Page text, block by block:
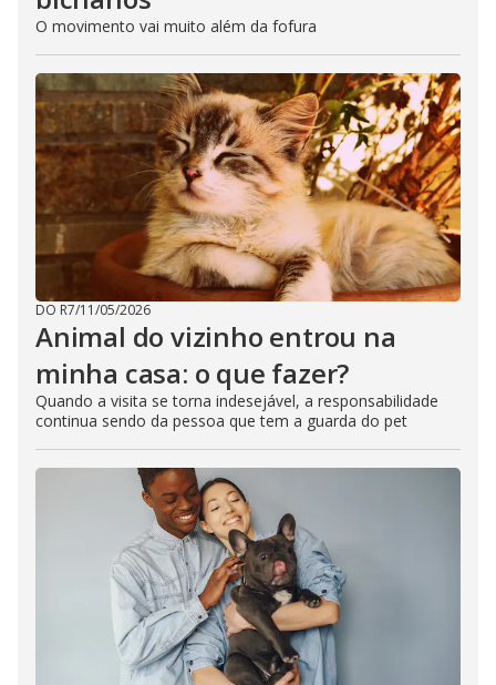
O movimento vai muito além da fofura
DO R7/11/05/2026
Animal do vizinho entrou na
minha casa: o que fazer?
Quando a visita se torna indesejável, a responsabilidade
continua sendo da pessoa que tem a guarda do pet